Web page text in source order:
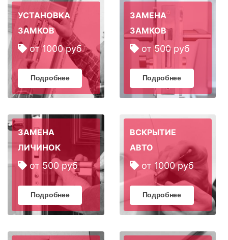
УСТАНОВКА
ЗАМКОВ
от 1000 руб
Подробнее
ЗАМЕНА
ЗАМКОВ
от 500 руб
Подробнее
ЗАМЕНА
ЛИЧИНОК
от 500 руб
Подробнее
ВСКРЫТИЕ
АВТО
от 1000 руб
Подробнее